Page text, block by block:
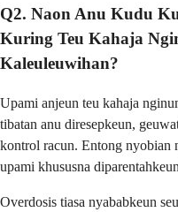
Q2. Naon Anu Kudu
Kuring Teu Kahaja
Kaleuleuwihan?
Upami anjeun teu kahaja
tibatan anu diresepkeun,
kontrol racun. Entong nyobian
upami khususna
Overdosis tiasa nyababkeun